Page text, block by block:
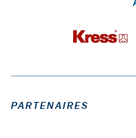
PARTENAIRES